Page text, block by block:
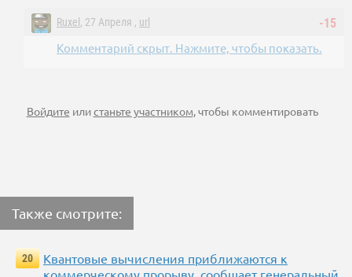
-15
Ruxel , 27 Апреля , url
Комментарий скрыт. Нажмите, чтобы показать.
Войдите илистаньте участником, чтобы комментировать
Также смотрите:
20
Квантовые вычисления приближаются к